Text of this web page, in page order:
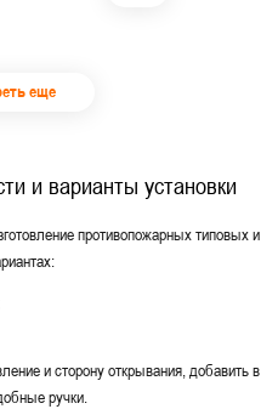
еще
и варианты установки
противопожарных типовых и
и сторону открывания, добавить в
ручки.